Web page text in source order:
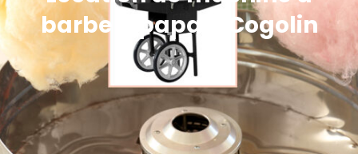
barbe à papa à Cogolin